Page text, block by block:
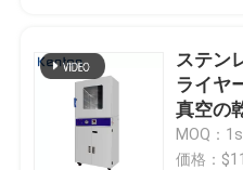
ステン
ライヤ
真空の
MOQ：
価格：